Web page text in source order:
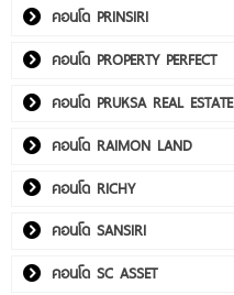
คอนโด PRINSIRI
คอนโด PROPERTY PERFECT
คอนโด PRUKSA REAL ESTATE
คอนโด RAIMON LAND
คอนโด RICHY
คอนโด SANSIRI
คอนโด SC ASSET